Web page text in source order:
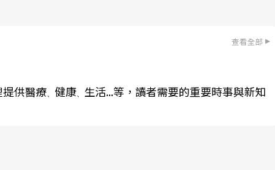
查看全部
供醫療 健康 生活...等，讀者需要的重要時事與新知